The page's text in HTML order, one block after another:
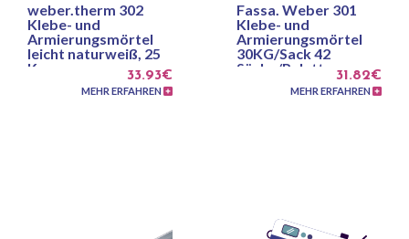
weber.therm 302
Klebe- und
Armierungsmörtel
leicht naturweiß, 25
Kg
33.93€
MEHR ERFAHREN
Fassa. Weber 301
Klebe- und
Armierungsmörtel
30KG/Sack 42
Säcke/Palette
31.82€
MEHR ERFAHREN